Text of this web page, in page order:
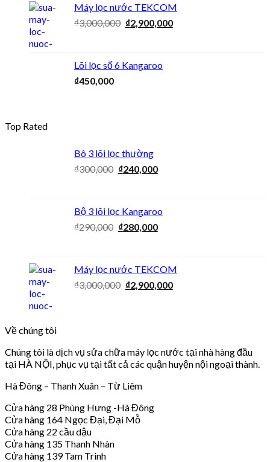
Máy lọc nước TEKCOM
₫3,000,000 ₫2,900,000
Lõi lọc số 6 Kangaroo
₫450,000
Top Rated
Bô 3 lõi lọc thường
₫300,000 ₫240,000
Bộ 3 lõi lọc Kangaroo
₫290,000 ₫280,000
Máy lọc nước TEKCOM
₫3,000,000 ₫2,900,000
Về chúng tôi
Chúng tôi là dịch vụ sửa chữa máy lọc nước tại nhà hàng đầu
tại HÀ NỘI, phục vụ tại tất cả các quận huyện nội ngoại thành.
Hà Đông – Thanh Xuân – Từ Liêm
Cửa hàng 28 Phùng Hưng -Hà Đông
Cửa hàng 164 Ngọc Đại, Đại Mỗ
Cửa hàng 22 cầu dậu
Cửa hàng 135 Thanh Nhàn
Cửa hàng 139 Tam Trinh